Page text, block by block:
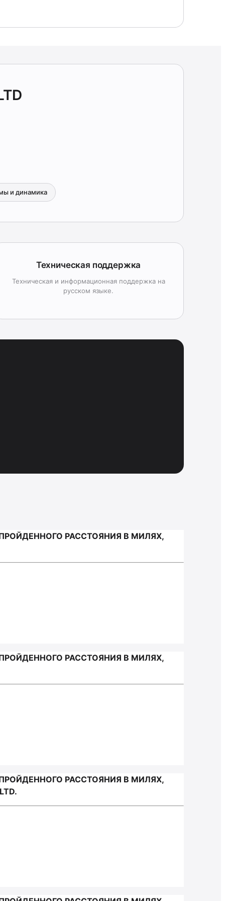
и динамика
Техническая поддержка
Техническая и информационная поддержка на
русском языке.
РАССТОЯНИЯ В МИЛЯХ,
РАССТОЯНИЯ В МИЛЯХ,
РАССТОЯНИЯ В МИЛЯХ,